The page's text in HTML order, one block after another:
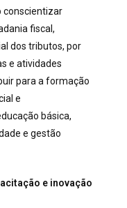
conscientizar
fiscal,
dos tributos, por
e atividades
para a formação
e
básica,
e gestão
e inovação